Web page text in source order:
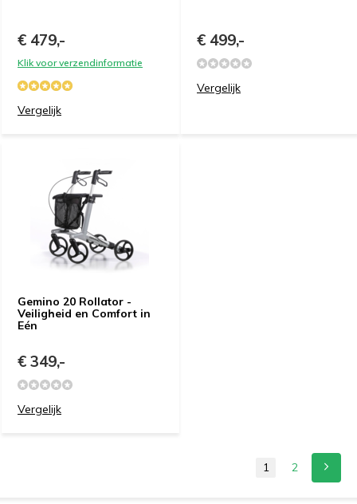
€ 479,-
Klik voor verzendinformatie
Vergelijk
€ 499,-
Vergelijk
Gemino 20 Rollator -
Veiligheid en Comfort in
Eén
€ 349,-
Vergelijk
1 2